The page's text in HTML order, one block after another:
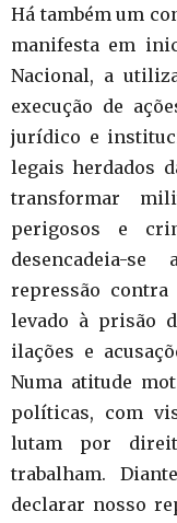
Há também um
manifesta em
Nacional, a
execução de
jurídico e
legais herdados
transformar
perigosos e
desencadeia-
repressão
levado à prisão
ilações e
Numa atitude
políticas, com
lutam por
trabalham.
declarar nosso